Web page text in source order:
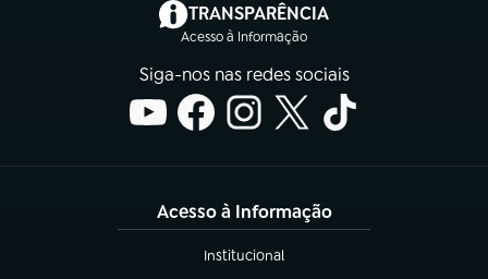
TRANSPARÊNCIA
Acesso à Informação
(abre em nova aba)
Siga-nos nas redes sociais
Acesso à Informação
Institucional
(abre em nova aba)